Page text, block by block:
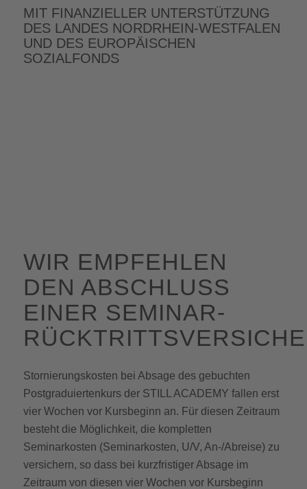
MIT FINANZIELLER UNTERSTÜTZUNG
DES LANDES NORDRHEIN-WESTFALEN
UND DES EUROPÄISCHEN
SOZIALFONDS
WIR EMPFEHLEN
DEN ABSCHLUSS
EINER SEMINAR-
Stornierungskosten bei Absage des gebuchten
Postgraduiertenkurs der STILL ACADEMY fallen erst
vier Wochen vor Kursbeginn an. Für diesen Zeitraum
besteht die Möglichkeit, die kompletten
Seminarkosten (Seminarkosten, U/V, An-/Abreise) zu
versichern, so dass bei kurzfristiger Absage im
Zeitraum von diesen vier Wochen vor Kursbeginn